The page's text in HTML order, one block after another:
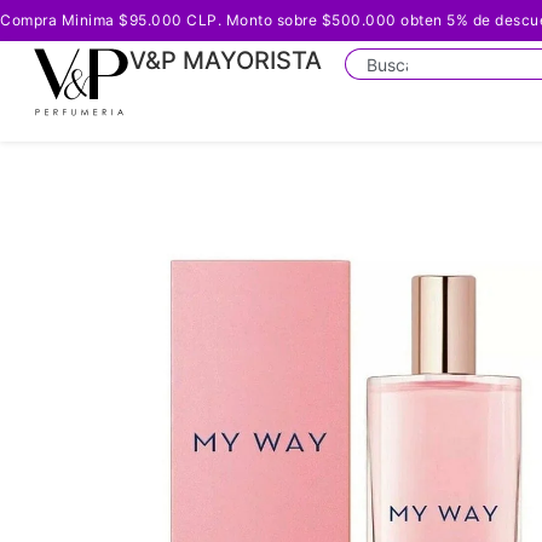
Compra Minima $95.000 CLP. Monto sobre $500.000 obten 5% de
V&P MAYORISTA